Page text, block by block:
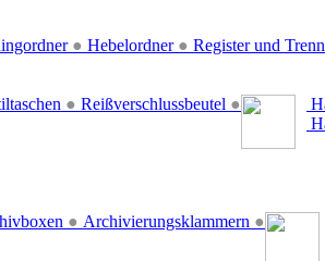
● Hebelordner ● Register und
● Reißverschlussbeutel ●
● Archivierungsklammern ●